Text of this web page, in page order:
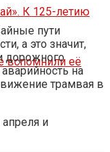
пути
а это значит,
дорожного
на
трамвая в
и